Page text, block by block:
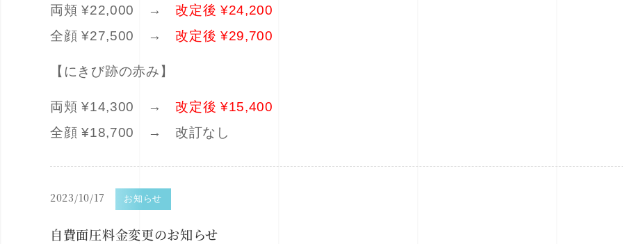
両頬 ¥22,000 →改定後 ¥24,200
全顔 ¥27,500 →改定後 ¥29,700
【にきび跡の赤み】
両頬 ¥14,300 →改定後 ¥15,400
全顔 ¥18,700 → 改訂なし
2023/10/17 お知らせ
自費面圧料金変更のお知らせ